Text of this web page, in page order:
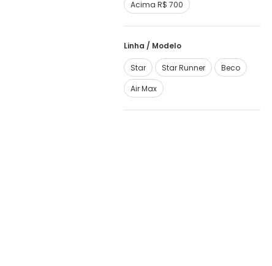
Acima R$ 700
Linha / Modelo
Star Star Runner
Beco
Air Max